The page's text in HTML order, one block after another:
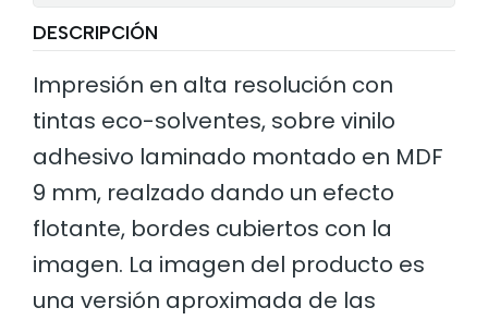
DESCRIPCIÓN
Impresión en alta resolución con
tintas eco-solventes, sobre vinilo
adhesivo laminado montado en MDF
9 mm, realzado dando un efecto
flotante, bordes cubiertos con la
imagen. La imagen del producto es
una versión aproximada de las